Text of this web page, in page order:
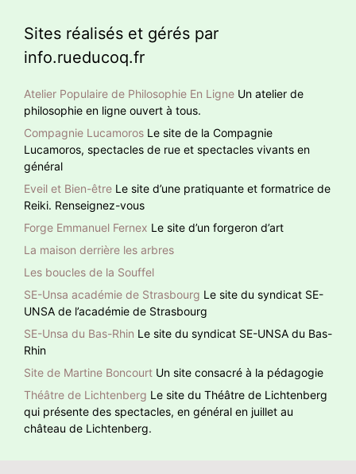
Sites réalisés et gérés par
info.rueducoq.fr
Atelier Populaire de Philosophie En Ligne Un atelier de
philosophie en ligne ouvert à tous.
Compagnie Lucamoros Le site de la Compagnie
Lucamoros, spectacles de rue et spectacles vivants en
général
Eveil et Bien-être Le site d’une pratiquante et formatrice de
Reiki. Renseignez-vous
Forge Emmanuel Fernex Le site d’un forgeron d’art
La maison derrière les arbres
Les boucles de la Souffel
SE-Unsa académie de Strasbourg Le site du syndicat SE-
UNSA de l’académie de Strasbourg
SE-Unsa du Bas-Rhin Le site du syndicat SE-UNSA du Bas-
Rhin
Site de Martine Boncourt Un site consacré à la pédagogie
Théâtre de Lichtenberg Le site du Théâtre de Lichtenberg
qui présente des spectacles, en général en juillet au
château de Lichtenberg.